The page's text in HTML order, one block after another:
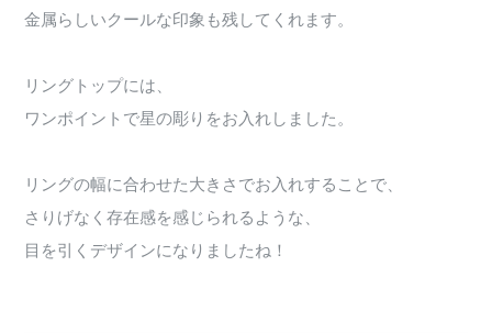
金属らしいクールな印象も残してくれます。
リングトップには、
ワンポイントで星の彫りをお入れしました。
リングの幅に合わせた大きさでお入れすることで、
さりげなく存在感を感じられるような、
目を引くデザインになりましたね！